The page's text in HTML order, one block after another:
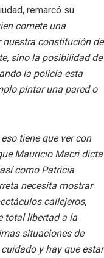
remarcó su
comete una
nuestra constitución de
sino la posibilidad de
la policía esta
pintar una pared o
tiene que ver con
Mauricio Macri dicta
como Patricia
necesita mostrar
callejeros,
total libertad a la
situaciones de
y hay que estar